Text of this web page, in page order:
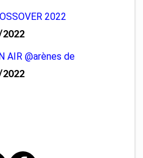
2022
AIR @arènes de